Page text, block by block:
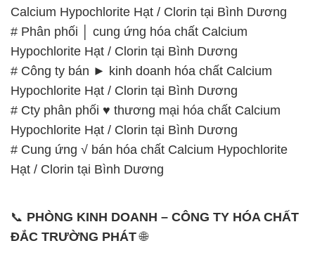
Calcium Hypochlorite Hạt / Clorin tại Bình Dương
# Phân phối │ cung ứng hóa chất Calcium
Hypochlorite Hạt / Clorin tại Bình Dương
# Công ty bán ► kinh doanh hóa chất Calcium
Hypochlorite Hạt / Clorin tại Bình Dương
# Cty phân phối ♥ thương mại hóa chất Calcium
Hypochlorite Hạt / Clorin tại Bình Dương
# Cung ứng √ bán hóa chất Calcium Hypochlorite
Hạt / Clorin tại Bình Dương
📞 PHÒNG KINH DOANH – CÔNG TY HÓA CHẤT
ĐẮC TRƯỜNG PHÁT🌐